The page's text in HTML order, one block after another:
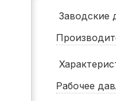
Заводские
Рабочее